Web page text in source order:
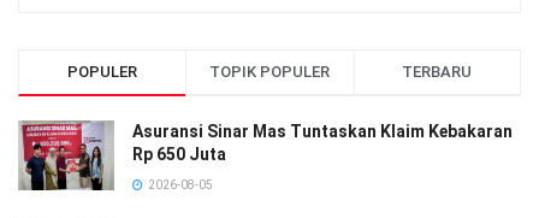
POPULER TOPIK POPULER TERBARU
Asuransi Sinar Mas Tuntaskan Klaim Kebakaran
Rp 650 Juta
2026-08-05